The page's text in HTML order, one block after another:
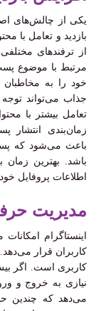
یکی از چالش‌های
بازدید و تعامل با
از ترفندهای
مرتبط با موضوع
خود را به
جذاب می‌تواند
تعامل بیشتر با
زمان‌بندی انتشار
باعث می‌شود که
باشد. بهترین زمان
اطلاعات پروفایل
مدیریت
اینستاگرام
کاربران قرار
کاربری است. اگر
نیازی به خروج و
می‌دهد که چندین